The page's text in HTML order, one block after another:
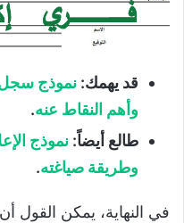
قد يهمك: نموذج سجل
وأهم النقاط عنه.
طالع أيضاً: نموذج
وطريقة صياغته.
في النهاية، يمكن القول